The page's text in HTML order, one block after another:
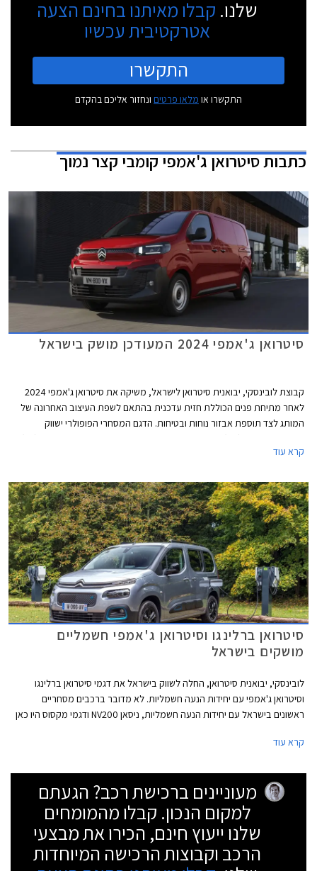
שלנו. קבלו מאיתנו בחינם הצעה
אטרקטיבית עכשיו
התקשרו
התקשרו או מלאו פרטים ונחזור אליכם בהקדם
כתבותסיטרואן ג'אמפי קומבי קצר נמוך
סיטרואן ג'אמפי 2024 המעודכן מושק בישראל
קבוצת לובינסקי, יבואנית סיטרואן לישראל, משיקה את סיטרואן ג'אמפי 2024
לאחר מתיחת פנים הכוללת חזית עדכנית בהתאם לשפת העיצוב האחרונה של
המותג לצד תוספת אבזור נוחות ובטיחות. הדגם המסחרי הפופולרי ישווק
קרא עוד
סיטרואן ברלינגו וסיטרואן ג'אמפי חשמליים
מושקים בישראל
לובינסקי, יבואנית סיטרואן, החלה לשווק בישראל את דגמי סיטרואן ברלינגו
וסיטרואן ג'אמפי עם יחידות הנעה חשמליות. לא מדובר ברכבים מסחריים
ראשונים בישראל עם יחידות הנעה חשמליות, ניסאן NV200 ודגמי מקסוס היו כאן
לראשונה עם אפשרות ליחידות הנעה חשמליות נקיות מזיהום, וחשוב מכך עבור
הדגמים יוצעו עם אחריות יצרן ל- 3 שנים או עד 100,000 ק"מ. לסוללות אחריות
מורחבת ל- 8 שנים או עד 160,000 ק"מ.
קרא עוד
מעוניינים ברכישת רכב? הגעתם
למקום הנכון. קבלו מהמומחים
שלנו ייעוץ חינם, הכירו את מבצעי
הרכב וקבוצות הרכישה המיוחדות